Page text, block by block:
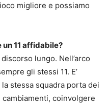
migliore e possiamo
11 affidabile?
lungo. Nell’arco
gli stessi 11. E’
stessa squadra porta dei
cambiamenti, coinvolgere